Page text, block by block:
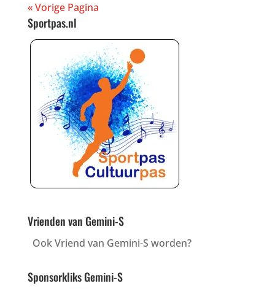
« Vorige Pagina
Sportpas.nl
Vrienden van Gemini-S
Ook Vriend van Gemini-S worden?
Sponsorkliks Gemini-S